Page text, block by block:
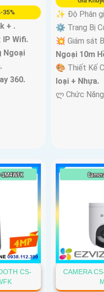
35%
+ .
IP Wifi.
Ngoại
360.
✨ Độ Phân
⚙ Trang Bị
💥 Giám sát
Ngoại 10m
🎨 Thiết Kế
loại + Nhựa.
️ლ Chức
CS-
CAMERA